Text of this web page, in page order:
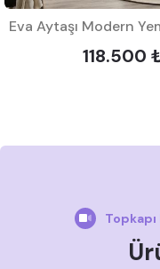
118.500
Topkapı